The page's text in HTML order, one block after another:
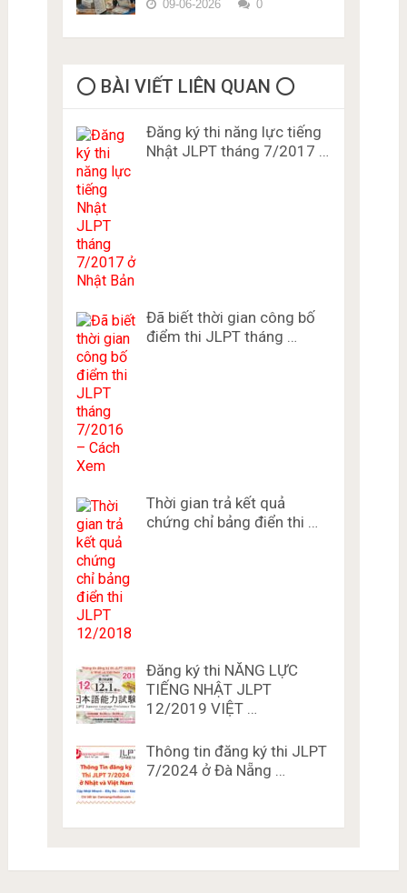
09-06-2026 0
⭕️ BÀI VIẾT LIÊN QUAN ⭕️
Đăng ký thi năng lực tiếng
Nhật JLPT tháng 7/2017 …
Đã biết thời gian công bố
điểm thi JLPT tháng …
Thời gian trả kết quả
chứng chỉ bảng điển thi …
Đăng ký thi NĂNG LỰC
TIẾNG NHẬT JLPT
12/2019 VIỆT …
Thông tin đăng ký thi JLPT
7/2024 ở Đà Nẵng …